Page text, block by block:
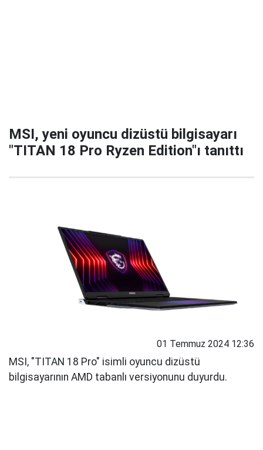
MSI, yeni oyuncu dizüstü bilgisayarı
"TITAN 18 Pro Ryzen Edition"ı tanıttı
01 Temmuz 2024 12:36
MSI, "TITAN 18 Pro" isimli oyuncu dizüstü
bilgisayarının AMD tabanlı versiyonunu duyurdu.